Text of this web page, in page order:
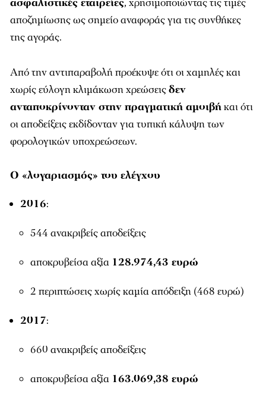
αποζημίωσης ως σημείο αναφοράς για τις συνθήκες
της αγοράς.
Από την αντιπαραβολή προέκυψε ότι οι χαμηλές και
χωρίς εύλογη κλιμάκωση χρεώσειςδεν
ανταποκρίνονταν στην πραγματική αμοιβήκαι ότι
οι αποδείξεις εκδίδονταν για τυπική κάλυψη των
φορολογικών υποχρεώσεων.
Ο «λογαριασμός» του ελέγχου
2016:
544 ανακριβείς αποδείξεις
αποκρυβείσα αξία 128.974,43 ευρώ
2 περιπτώσεις χωρίς καμία απόδειξη (468 ευρώ)
2017:
660 ανακριβείς αποδείξεις
αποκρυβείσα αξία 163.069,38 ευρώ